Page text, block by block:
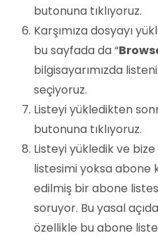
butonuna tıklıyoruz.
Karşımıza dosyayı
bu sayfada da “
bilgisayarımızda
seçiyoruz.
Listeyi yükledikten
butonuna tıklıyoruz.
Listeyi yükledik ve
listesimi yoksa abone
edilmiş bir abone
soruyor. Bu yasal
özellikle bu abone